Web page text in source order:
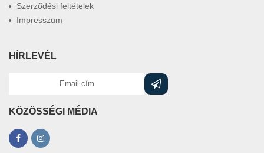
Szerződési feltételek
Impresszum
HÍRLEVÉL
KÖZÖSSÉGI MÉDIA